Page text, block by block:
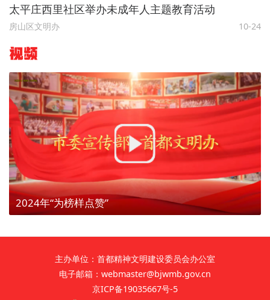
太平庄西里社区举办未成年人主题教育活动
房山区文明办 10-24
视频
2024年“为榜样点赞”
主办单位：首都精神文明建设委员会办公室
电子邮箱：webmaster@bjwmb.gov.cn
京ICP备19035667号-5